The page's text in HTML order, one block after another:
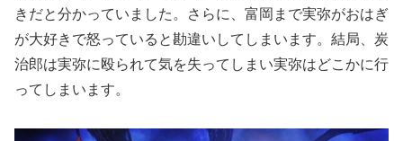
きだと分かっていました。さらに、富岡まで実弥がおはぎ
が大好きで怒っていると勘違いしてしまいます。結局、炭
治郎は実弥に殴られて気を失ってしまい実弥はどこかに行
ってしまいます。